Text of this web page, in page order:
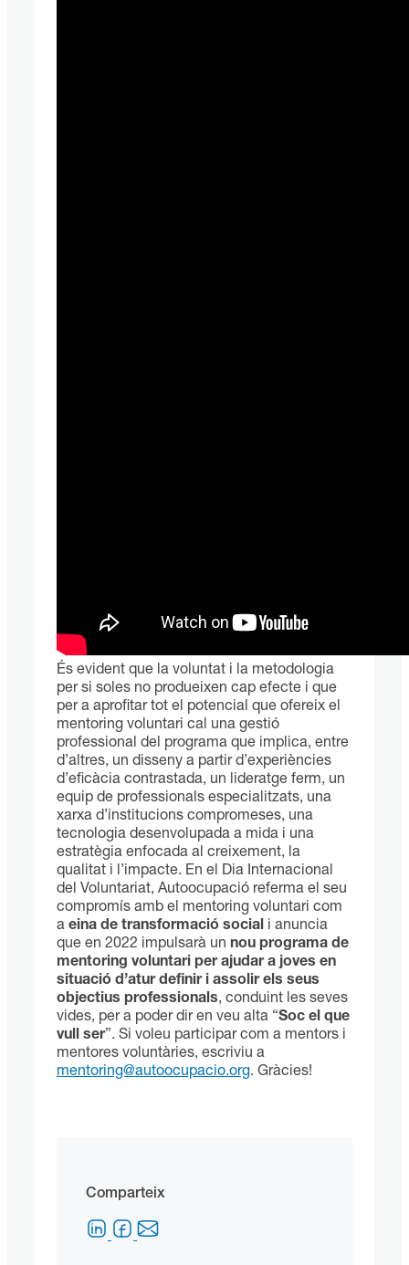
És evident que la voluntat i la metodologia
per si soles no produeixen cap efecte i que
per a aprofitar tot el potencial que ofereix el
mentoring voluntari cal una gestió
professional del programa que implica, entre
d’altres, un disseny a partir d’experiències
d’eficàcia contrastada, un lideratge ferm, un
equip de professionals especialitzats, una
xarxa d’institucions compromeses, una
tecnologia desenvolupada a mida i una
estratègia enfocada al creixement, la
qualitat i l’impacte. En el Dia Internacional
del Voluntariat, Autoocupació referma el seu
compromís amb el mentoring voluntari com
a eina de transformació social i anuncia
que en 2022 impulsarà un nou programa de
mentoring voluntari per ajudar a joves en
situació d’atur definir i assolir els seus
objectius professionals, conduint les seves
vides, per a poder dir en veu alta “Soc el que
vull ser”. Si voleu participar com a mentors i
mentores voluntàries, escriviu a
mentoring@autoocupacio.org. Gràcies!
Comparteix